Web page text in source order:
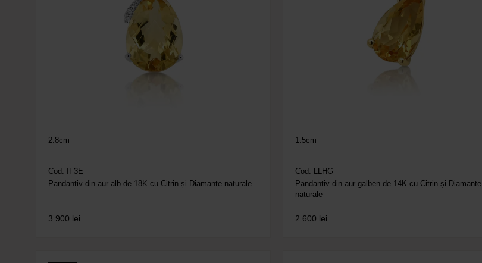
2.8cm
Cod: IF3E
Pandantiv din aur alb de 18K cu Citrin și Diamante naturale
3.900 lei
1.5cm
Cod: LLHG
Pandantiv din aur galben de 14K cu Citrin și Diamante
naturale
2.600 lei